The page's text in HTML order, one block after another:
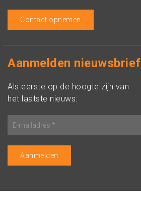
Contact opnemen
Aanmelden nieuwsbrief
Als eerste op de hoogte zijn van
het laatste nieuws: